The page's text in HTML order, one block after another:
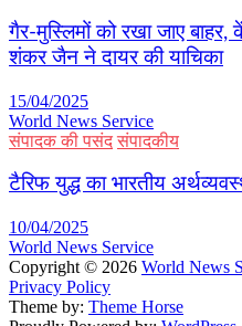
गैर-मुस्लिमों को रखा जाए
शंकर जैन ने दायर की याचिका
15/04/2025
World News Service
संपादक की पसंद संपादकीय
टैरिफ युद्ध का भारतीय
10/04/2025
World News Service
Copyright © 2026 World News
Privacy Policy
Theme by: Theme Horse